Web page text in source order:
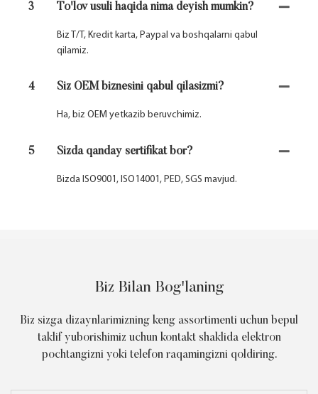
3 To'lov usuli haqida nima deyish mumkin?
Biz T/T, Kredit karta, Paypal va boshqalarni qabul
qilamiz.
4 Siz OEM biznesini qabul qilasizmi?
Ha, biz OEM yetkazib beruvchimiz.
5 Sizda qanday sertifikat bor?
Bizda ISO9001, ISO14001, PED, SGS mavjud.
Biz Bilan Bog'laning
Biz sizga dizaynlarimizning keng assortimenti uchun bepul
taklif yuborishimiz uchun kontakt shaklida elektron
pochtangizni yoki telefon raqamingizni qoldiring.